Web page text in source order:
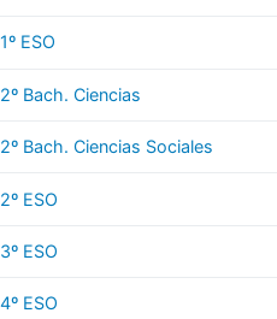
1º ESO
2º Bach. Ciencias
2º Bach. Ciencias Sociales
2º ESO
3º ESO
4º ESO